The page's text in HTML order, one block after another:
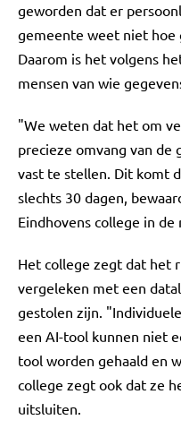
geworden dat er
gemeente weet niet hoe
Daarom is het volgens
mensen van wie
"We weten dat het om
precieze omvang van de
vast te stellen. Dit komt
slechts 30 dagen,
Eindhovens college in
Het college zegt dat het
vergeleken met een
gestolen zijn.
een AI-tool kunnen niet
tool worden gehaald en
college zegt ook dat ze
uitsluiten.